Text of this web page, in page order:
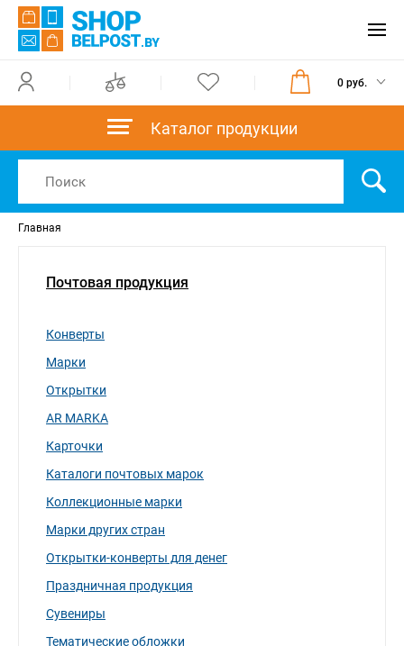
0 руб.
Каталог продукции
Главная
Почтовая продукция
Конверты
Марки
Открытки
AR MARKA
Карточки
Каталоги почтовых марок
Коллекционные марки
Марки других стран
Открытки-конверты для денег
Праздничная продукция
Сувениры
Тематические обложки